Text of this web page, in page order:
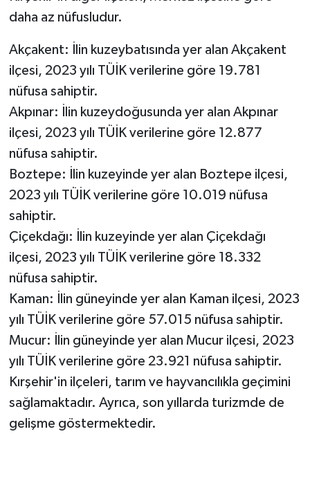
daha az nüfusludur.
Akçakent: İlin kuzeybatısında yer alan Akçakent
ilçesi, 2023 yılı TÜİK verilerine göre 19.781
nüfusa sahiptir.
Akpınar: İlin kuzeydoğusunda yer alan Akpınar
ilçesi, 2023 yılı TÜİK verilerine göre 12.877
nüfusa sahiptir.
Boztepe: İlin kuzeyinde yer alan Boztepe ilçesi,
2023 yılı TÜİK verilerine göre 10.019 nüfusa
sahiptir.
Çiçekdağı: İlin kuzeyinde yer alan Çiçekdağı
ilçesi, 2023 yılı TÜİK verilerine göre 18.332
nüfusa sahiptir.
Kaman: İlin güneyinde yer alan Kaman ilçesi, 2023
yılı TÜİK verilerine göre 57.015 nüfusa sahiptir.
Mucur: İlin güneyinde yer alan Mucur ilçesi, 2023
yılı TÜİK verilerine göre 23.921 nüfusa sahiptir.
Kırşehir'in ilçeleri, tarım ve hayvancılıkla geçimini
sağlamaktadır. Ayrıca, son yıllarda turizmde de
gelişme göstermektedir.